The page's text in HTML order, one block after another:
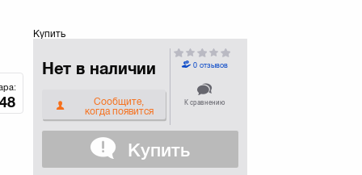
Купить
Нет в наличии
Сообщите,
когда появится
0 отзывов
К сравнению
Купить